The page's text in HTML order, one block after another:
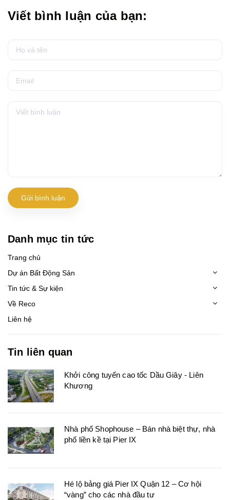
Viết bình luận của bạn:
Gửi bình luận
Danh mục tin tức
Trang chủ
Dự án Bất Động Sản
Tin tức & Sự kiện
Về Reco
Liên hệ
Tin liên quan
Khởi công tuyến cao tốc Dầu Giây - Liên
Khương
Nhà phố Shophouse – Bán nhà biệt thự, nhà
phố liền kề tại Pier IX
Hé lộ bảng giá Pier IX Quận 12 – Cơ hội
“vàng” cho các nhà đầu tư